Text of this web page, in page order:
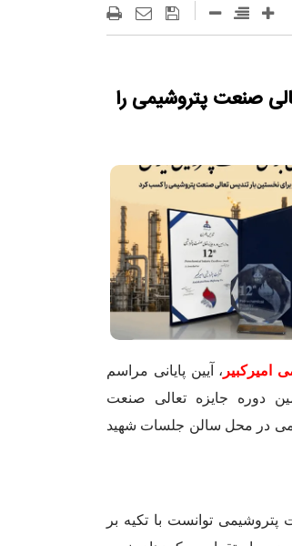
صنعت پتروشیمی را
امیرکبیر ، آیین پایانی مراسم
دوره جایزه تعالی صنعت
در محل سالن جلسات شهید
توانست با تکیه بر